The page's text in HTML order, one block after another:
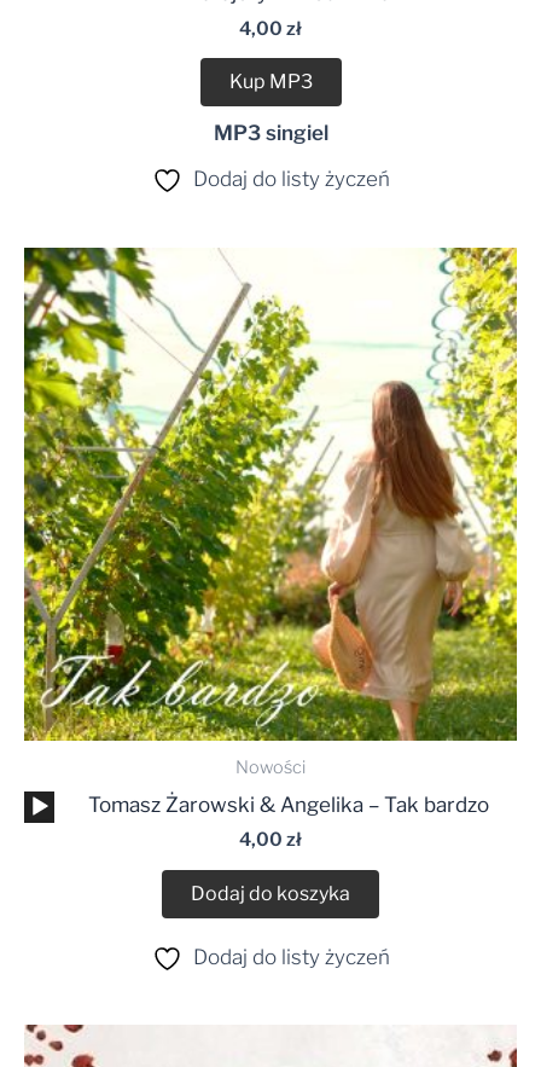
dźwiękowych
4,00 zł
Kup MP3
MP3 singiel
Dodaj do listy życzeń
Nowości
Odtwarzacz
plików
Tomasz Żarowski & Angelika – Tak bardzo
4,00 zł
Dodaj do koszyka
Dodaj do listy życzeń